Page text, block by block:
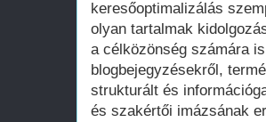
keresőoptimalizálás
olyan tartalmak
a célközönség számára
blogbejegyzésekről,
strukturált és
és szakértői imázsának